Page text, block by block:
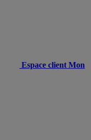
Espace client Mon